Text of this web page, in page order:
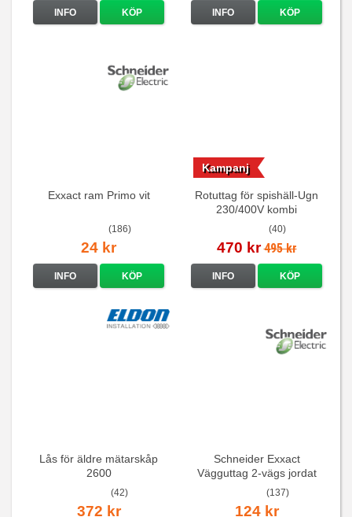
INFO KÖP INFO KÖP
Exxact ram Primo vit
(186)
24 kr
INFO KÖP
Rotuttag för spishäll-Ugn
230/400V kombi
(40)
Kampanj
470 kr 495 kr
INFO KÖP
Lås för äldre mätarskåp
2600
(42)
372 kr
Schneider Exxact
Vägguttag 2-vägs jordat
Vit standarduttag
(137)
124 kr